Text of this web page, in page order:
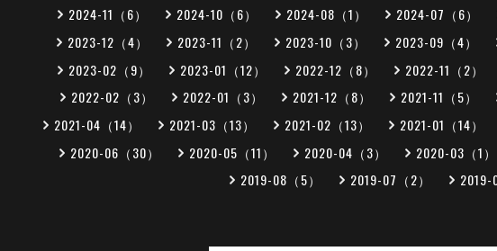
2024-11（6）
2024-10（6） 2024-08（1） 2024-07（6）
2023-12（4）
2023-11（2） 2023-10（3） 2023-09（4）
2023-02（9）
2023-01（12） 2022-12（8） 2022-11（2）
2022-02（3）
2022-01（3） 2021-12（8） 2021-11（5）
2021-04（14）
2021-03（13） 2021-02（13） 2021-01（14）
2020-06（30）
2020-05（11） 2020-04（3） 2020-03（1）
2019-08（5）
2019-07（2） 2019-